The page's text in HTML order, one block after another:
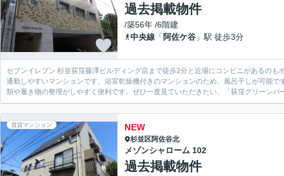
過去掲載物件
/築56年 /6階建
中央線 「 阿佐ケ谷 」駅 徒歩3分
セブンイレブン 杉並荻窪藤澤ビルディング店まで徒歩2分と近場にコンビニがあるの
通勤しやすいマンションです。浴室乾燥機付きのマンションのため、風呂干しが可能
類や履き物の整理がしやすく便利です。ぜひ一度見ていただきたい、「荻窪グリーン
賃貸マンション NEW
杉並区阿佐谷北
メゾンシャローム 102
過去掲載物件